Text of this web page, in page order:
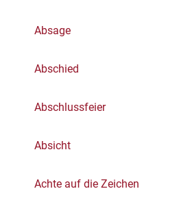
Absage
Abschied
Abschlussfeier
Absicht
Achte auf die Zeichen